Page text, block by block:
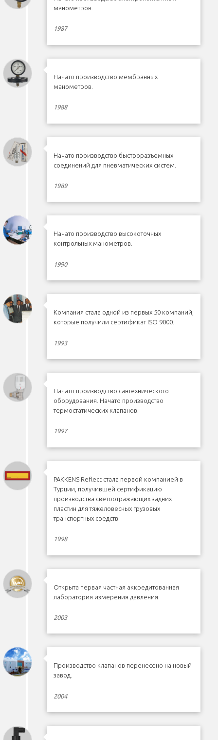
манометров.
1987
Начато производство мембранных
манометров.
1988
Начато производство быстроразъемных
соединений для пневматических систем.
1989
Начато производство высокоточных
контрольных манометров.
1990
Компания стала одной из первых 50 компаний,
которые получили сертификат ISO 9000.
1993
Начато производство сантехнического
оборудования. Начато производство
термостатических клапанов.
1997
PAKKENS Reflect стала первой компанией в
Турции, получившей сертификацию
производства светоотражающих задних
пластин для тяжеловесных грузовых
транспортных средств.
1998
Открыта первая частная аккредитованная
лаборатория измерения давления.
2003
Производство клапанов перенесено на новый
завод.
2004